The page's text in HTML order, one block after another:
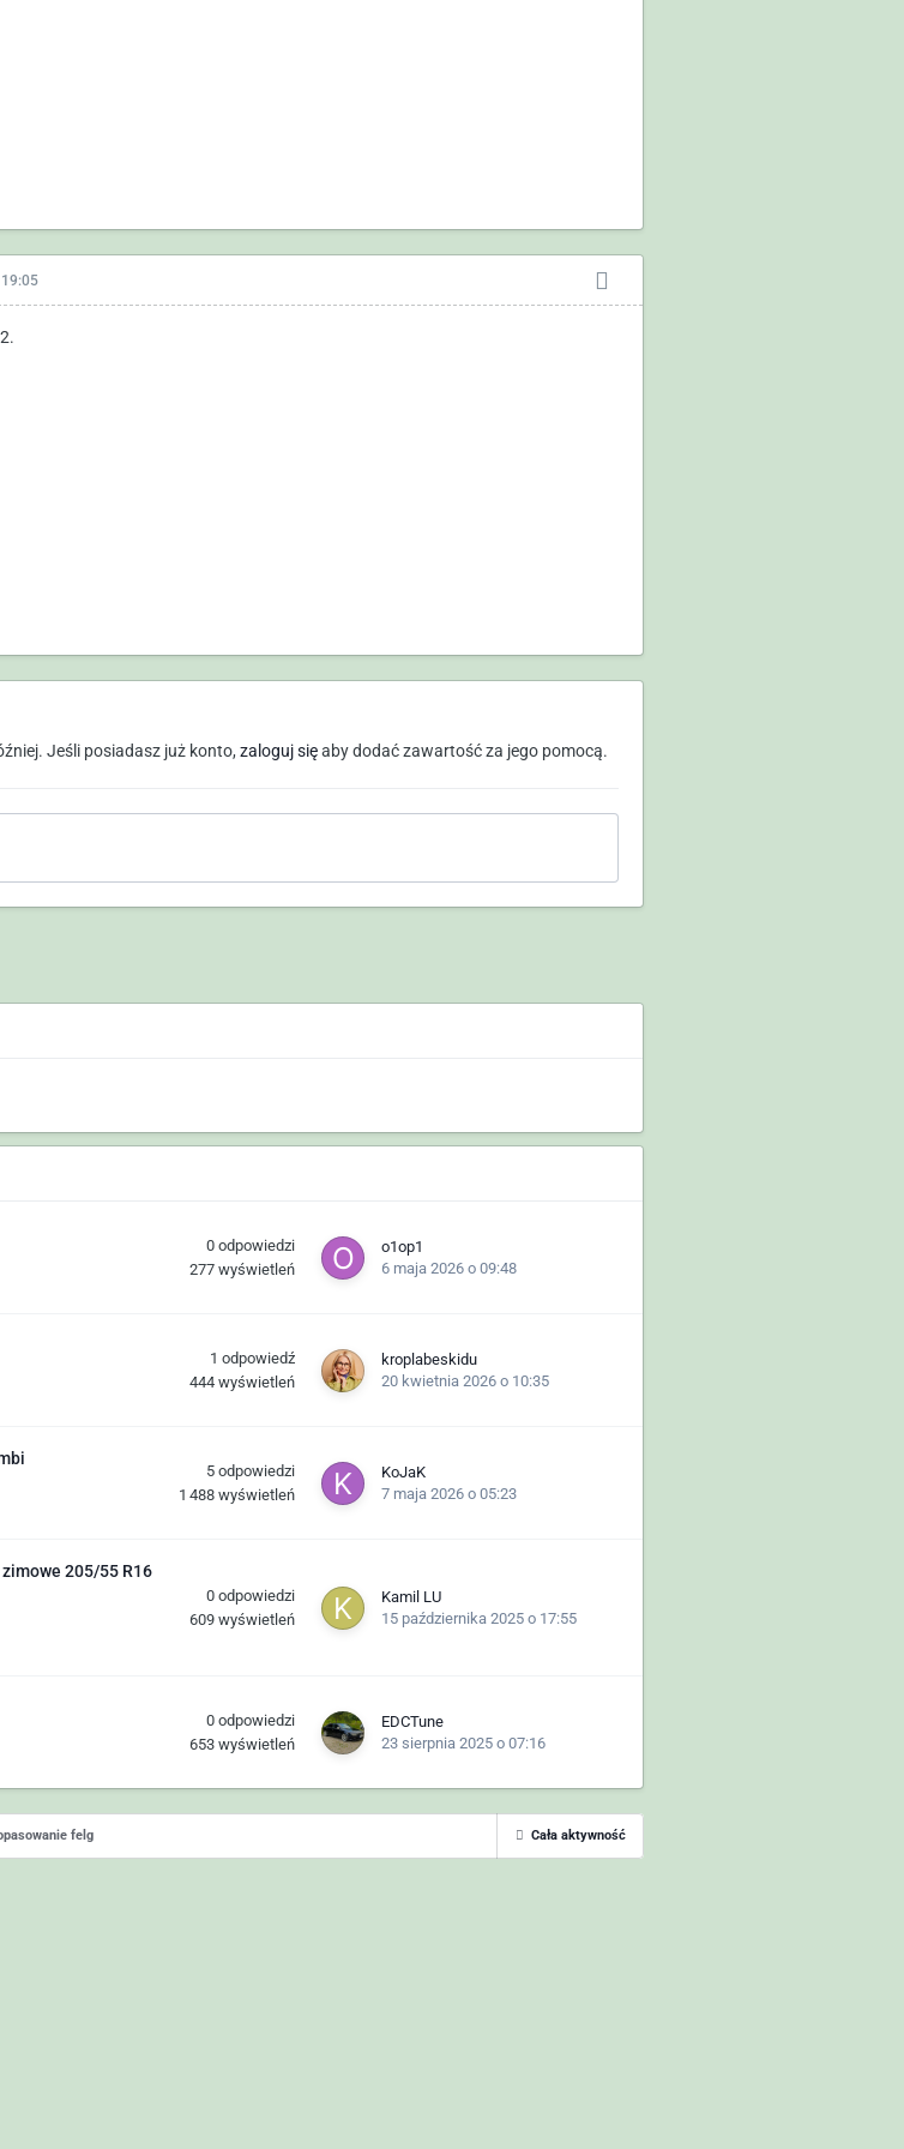
Jeśli posiadasz już konto, zaloguj sięaby dodać zawartość za jego pomocą.
0 odpowiedzi
277 wyświetleń
o1op1
6 maja 2026 o 09:48
1 odpowiedź
444 wyświetleń
kroplabeskidu
20 kwietnia 2026 o 10:35
5 odpowiedzi
1 488 wyświetleń
KoJaK
7 maja 2026 o 05:23
205/55 R16
0 odpowiedzi
609 wyświetleń
Kamil LU
15 października 2025 o 17:55
0 odpowiedzi
653 wyświetleń
EDCTune
23 sierpnia 2025 o 07:16
Cała aktywność
felg